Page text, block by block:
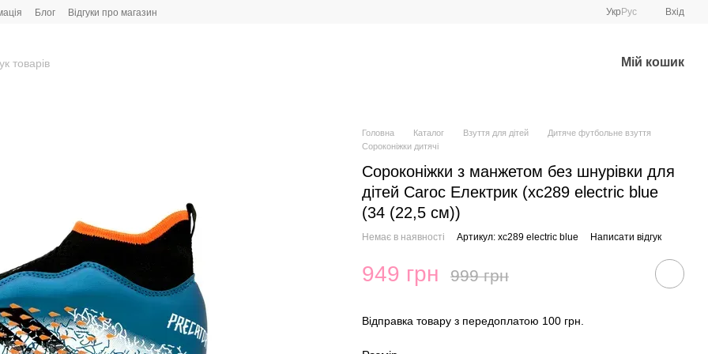
Блог Відгуки про магазин Укр Рус Вхід
Мій кошик
Головна Каталог Взуття для дітей
Дитяче футбольне взуття
Сороконіжки дитячі
Сороконіжки з манжетом без шнурівки для
дітей Caroc Електрик (xc289 electric blue
(34 (22,5 см))
Немає в наявності Артикул: xc289 electric blue Написати відгук
949 грн 999 грн
Відправка товару з передоплатою 100 грн.